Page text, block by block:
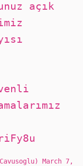
açık
March 7,